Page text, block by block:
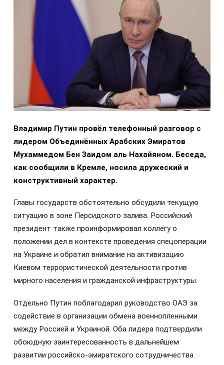
Владимир Путин провёл телефонный разговор с
лидером Объединённых Арабских Эмиратов
Мухаммедом Бен Заидом аль Нахайяном. Беседа,
как сообщили в Кремле, носила дружеский и
конструктивный характер.
Главы государств обстоятельно обсудили текущую
ситуацию в зоне Персидского залива. Российский
президент также проинформировал коллегу о
положении дел в контексте проведения спецоперации
на Украине и обратил внимание на активизацию
Киевом террористической деятельности против
мирного населения и гражданской инфраструктуры.
Отдельно Путин поблагодарил руководство ОАЭ за
содействие в организации обмена военнопленными
между Россией и Украиной. Оба лидера подтвердили
обоюдную заинтересованность в дальнейшем
развитии российско-эмиратского сотрудничества.